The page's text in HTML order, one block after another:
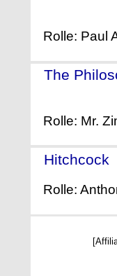
Rolle: Paul
The
Rolle: Mr.
Hitchcock
Rolle: